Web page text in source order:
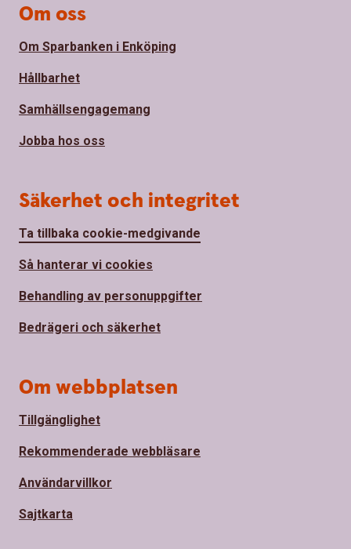
Om oss
Om Sparbanken i Enköping
Hållbarhet
Samhällsengagemang
Jobba hos oss
Säkerhet och integritet
Ta tillbaka cookie-medgivande
Så hanterar vi cookies
Behandling av personuppgifter
Bedrägeri och säkerhet
Om webbplatsen
Tillgänglighet
Rekommenderade webbläsare
Användarvillkor
Sajtkarta